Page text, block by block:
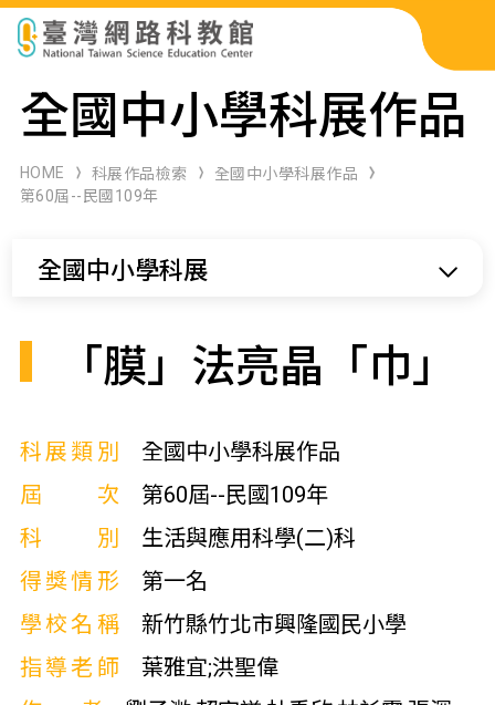
科展作品檢索
科學研習月刊
全國中小學科展作品
HOME 科展作品檢索
全國中小學科展作品
第60屆--民國109年
全國中小學科展
「膜」法亮晶「巾」
科展類別
全國中小學科展作品
屆次
第60屆--民國109年
科別
生活與應用科學(二)科
得獎情形
第一名
學校名稱
新竹縣竹北市興隆國民小學
指導老師
葉雅宜;洪聖偉